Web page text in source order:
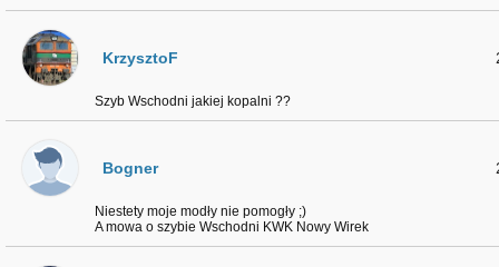
KrzysztoF
Szyb Wschodni jakiej kopalni ??
Bogner
Niestety moje modły nie pomogły ;)
A mowa o szybie Wschodni KWK Nowy Wirek